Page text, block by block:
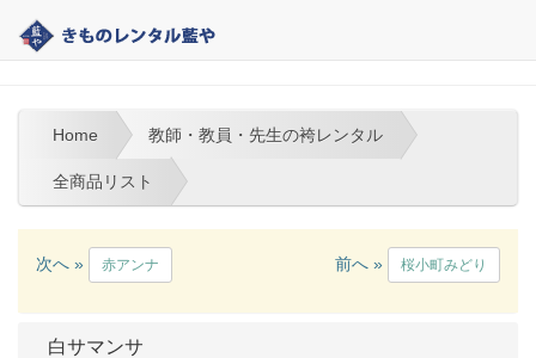
大分 | きものレンタル藍や | 教師・教員・先生の袴レンタル
Home 教師・教員・先生の袴レンタル
全商品リスト
次へ » 赤アンナ 前へ » 桜小町みどり
白サマンサ